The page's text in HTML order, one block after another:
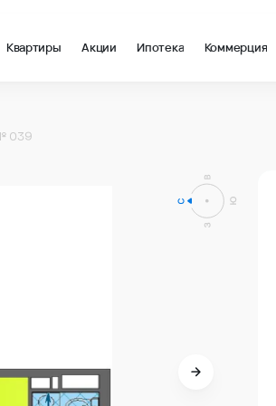
Квартиры Акции Ипотека Коммерция
039